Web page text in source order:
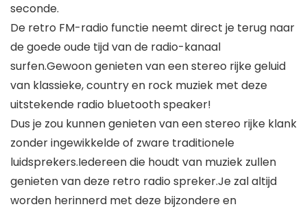
seconde.
De retro FM-radio functie neemt direct je terug naar
de goede oude tijd van de radio-kanaal
surfen.Gewoon genieten van een stereo rijke geluid
van klassieke, country en rock muziek met deze
uitstekende radio bluetooth speaker!
Dus je zou kunnen genieten van een stereo rijke klank
zonder ingewikkelde of zware traditionele
luidsprekers.Iedereen die houdt van muziek zullen
genieten van deze retro radio spreker.Je zal altijd
worden herinnerd met deze bijzondere en